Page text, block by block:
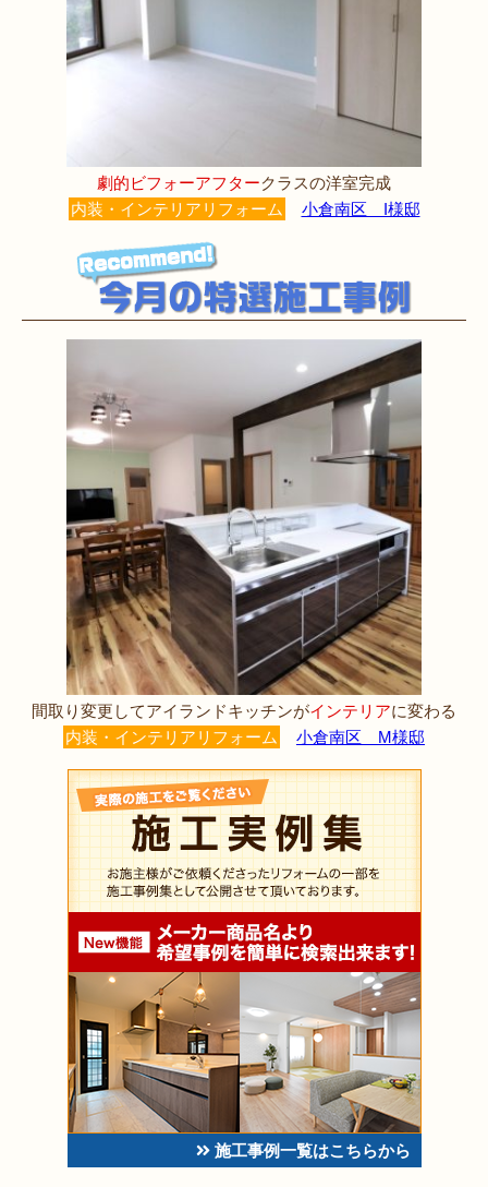
劇的ビフォーアフタークラスの洋室完成
内装・インテリアリフォーム
小倉南区 I様邸
間取り変更してアイランドキッチンがインテリアに変わる
内装・インテリアリフォーム
小倉南区 M様邸
施工事例一覧はこちらから